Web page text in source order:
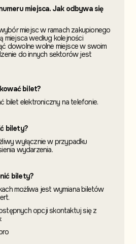
miejsca. Jak odbywa się
miejsc w ramach zakupionego
miejsca według kolejności
dowolne wolne miejsce w swoim
do innych sektorów jest
bilet?
bilet elektroniczny na telefonie.
bilety?
wyłącznie w przypadku
wydarzenia.
bilety?
możliwa jest wymiana biletów
opcji skontaktujsię z